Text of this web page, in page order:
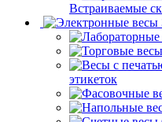
Встраиваемые
этикеток